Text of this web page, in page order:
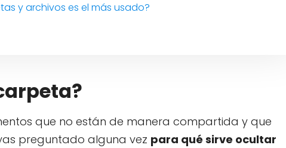
y archivos es el más usado?
que no están de manera compartida y que
preguntado alguna vez para qué sirve ocultar